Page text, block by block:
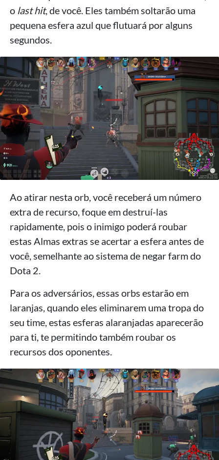
o last hit, de você. Eles também soltarão uma
pequena esfera azul que flutuará por alguns
segundos.
Ao atirar nesta orb, você receberá um número
extra de recurso, foque em destruí-las
rapidamente, pois o inimigo poderá roubar
estas Almas extras se acertar a esfera antes de
você, semelhante ao sistema de negar farm do
Dota 2.
Para os adversários, essas orbs estarão em
laranjas, quando eles eliminarem uma tropa do
seu time, estas esferas alaranjadas aparecerão
para ti, te permitindo também roubar os
recursos dos oponentes.